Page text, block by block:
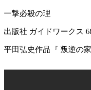
一撃必殺の理
出版社 ガイドワークス
平田弘史作品『 叛逆の